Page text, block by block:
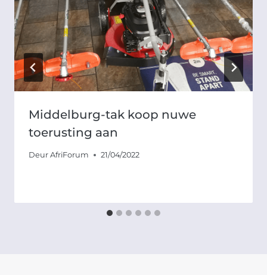
Middelburg-tak koop nuwe
toerusting aan
Deur AfriForum 21/04/2022